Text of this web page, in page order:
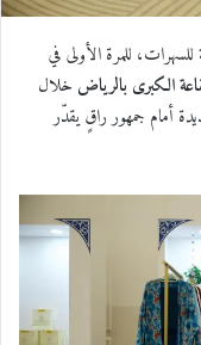
للمرة الأولى في
الكبرى بالرياض خلال
الجديدة أمام جمهور راقٍ يقدّر